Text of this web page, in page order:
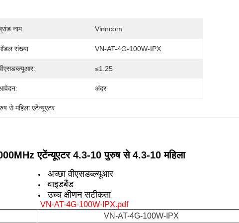
नाम Vinncom
संख्या VN-AT-4G-100W-IPX
≤1.25
अंदर
से महिला एटेंन्यूएटर
एटेंन्यूएटर 4.3-10 पुरुष से 4.3-10 महिला
अच्छा वीएसडब्ल्यूआर
वाइडबैंड
उच्च क्षीणन सटीकता
VN-AT-4G-100W-IPX.pdf
VN-AT-4G-100W-IPX